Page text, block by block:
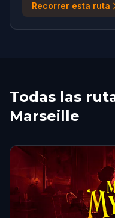
Recorrer esta ruta
Todas las
Marseille